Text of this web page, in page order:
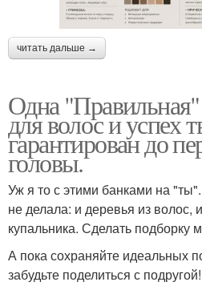
читать дальше →
Одна "Правильная"
для волос и успех
гарантирован до
головы.
Уж я то с этими банками на
не делала: и деревья из волос,
купальника. Сделать подборку
А пока сохраняйте идеальных
забудьте поделиться с подругой!